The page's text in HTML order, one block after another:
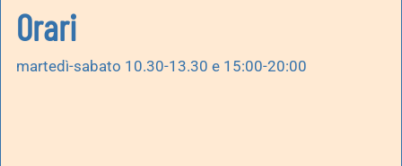
Orari
martedì-sabato 10.30-13.30 e 15:00-20:00